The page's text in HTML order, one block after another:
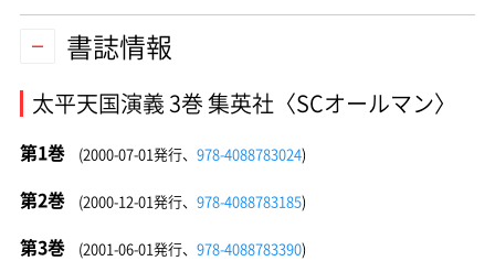
書誌情報
太平天国演義 3巻 集英社〈SCオールマン〉
第1巻 (2000-07-01発行、 978-4088783024)
第2巻 (2000-12-01発行、 978-4088783185)
第3巻 (2001-06-01発行、 978-4088783390)